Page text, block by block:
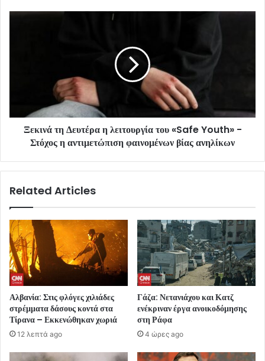
Ξεκινά τη Δευτέρα η λειτουργία του «Safe Youth» -
Στόχος η αντιμετώπιση φαινομένων βίας ανηλίκων
Related Articles
Αλβανία: Στις φλόγες χιλιάδες
στρέμματα δάσους κοντά στα
Τίρανα – Εκκενώθηκαν χωριά
12 λεπτά ago
Γάζα: Νετανιάχου και Κατζ
ενέκριναν έργα ανοικοδόμησης
στη Ράφα
4 ώρες ago